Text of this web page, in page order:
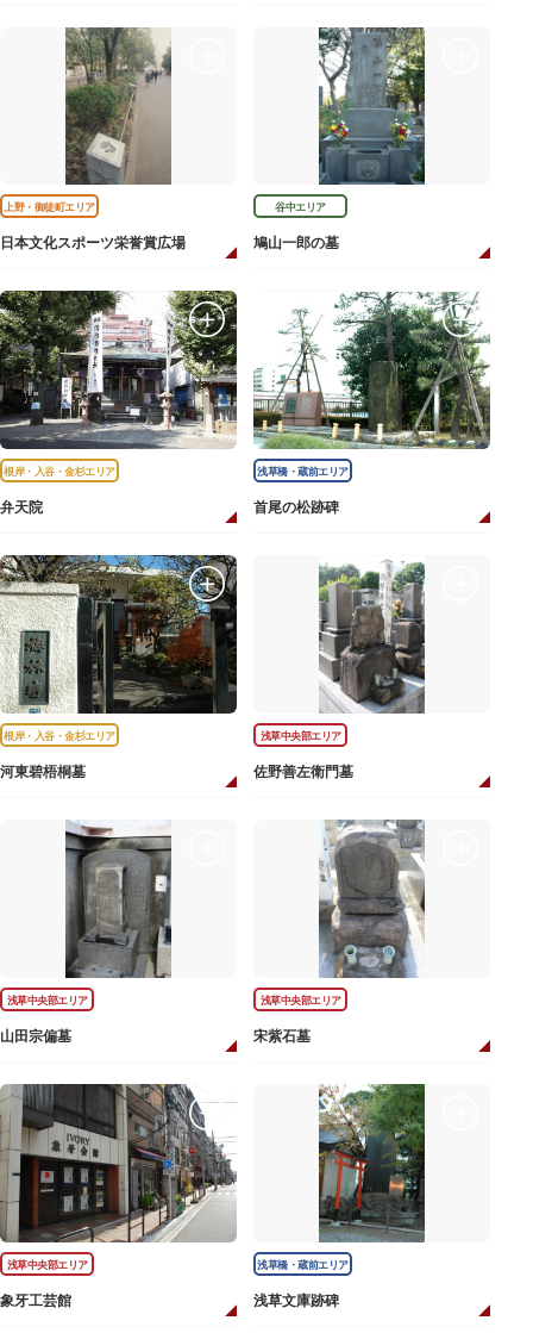
上野・御徒町エリア
日本文化スポーツ栄誉賞広場
谷中エリア
鳩山一郎の墓
根岸・入谷・金杉エリア
弁天院
浅草橋・蔵前エリア
首尾の松跡碑
根岸・入谷・金杉エリア
河東碧梧桐墓
浅草中央部エリア
佐野善左衛門墓
浅草中央部エリア
山田宗偏墓
浅草中央部エリア
宋紫石墓
浅草中央部エリア
象牙工芸館
浅草橋・蔵前エリア
浅草文庫跡碑